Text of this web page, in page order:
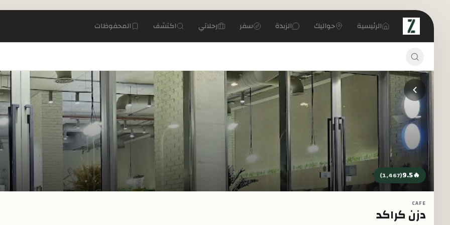
تخطي إلى المحتوى الرئيسي
الرئيسية حواليك الزبدة سفر رحلاتي اكتشف المحفوظات
🔥
9.5
(
1,467
)
CAFE
دزن كراكد